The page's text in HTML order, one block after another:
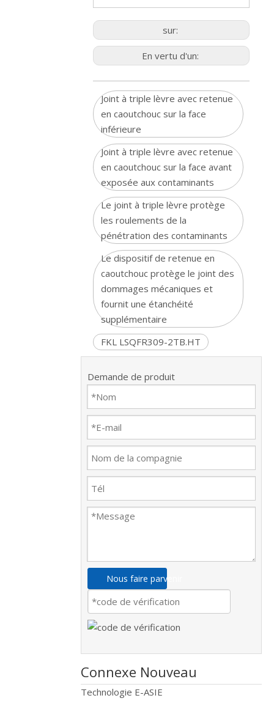
sur:
En vertu d'un:
Joint à triple lèvre avec retenue
en caoutchouc sur la face
inférieure
Joint à triple lèvre avec retenue
en caoutchouc sur la face avant
exposée aux contaminants
Le joint à triple lèvre protège
les roulements de la
pénétration des contaminants
Le dispositif de retenue en
caoutchouc protège le joint des
dommages mécaniques et
fournit une étanchéité
supplémentaire
FKL LSQFR309-2TB.HT
Demande de produit
Nous faire parvenir
Connexe Nouveau
Technologie E-ASIE